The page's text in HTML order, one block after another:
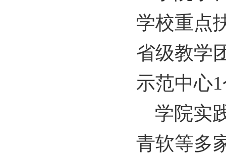
学校重点
省级教学
示范中心1
学院实
青软等多